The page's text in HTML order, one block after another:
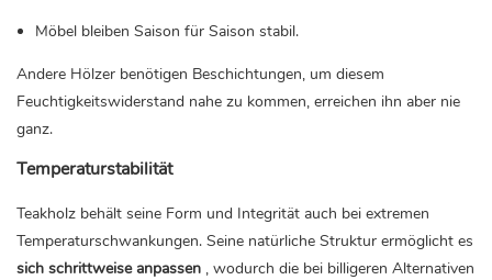
Möbel bleiben Saison für Saison stabil.
Andere Hölzer benötigen Beschichtungen, um diesem
Feuchtigkeitswiderstand nahe zu kommen, erreichen ihn aber nie
ganz.
Temperaturstabilität
Teakholz behält seine Form und Integrität auch bei extremen
Temperaturschwankungen. Seine natürliche Struktur ermöglicht es
sich schrittweise anpassen , wodurch die bei billigeren Alternativen